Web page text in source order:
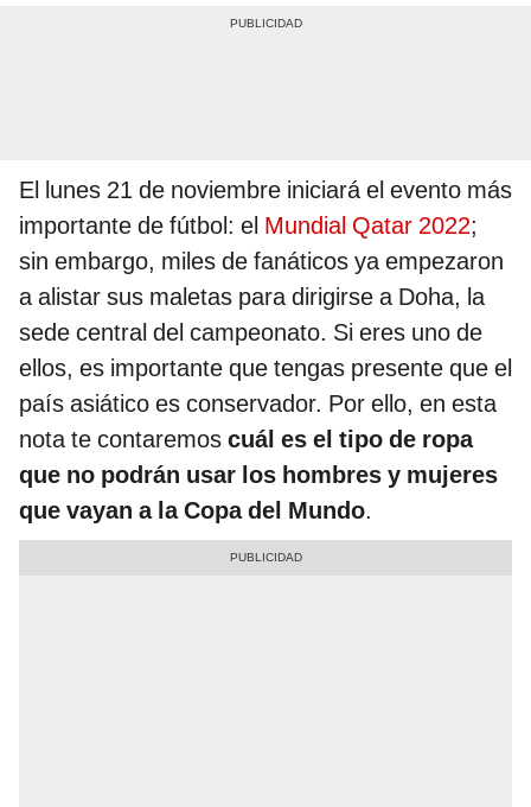
El lunes 21 de noviembre iniciará el evento más
importante de fútbol: el Mundial Qatar 2022;
sin embargo, miles de fanáticos ya empezaron
a alistar sus maletas para dirigirse a Doha, la
sede central del campeonato. Si eres uno de
ellos, es importante que tengas presente que el
país asiático es conservador. Por ello, en esta
nota te contaremos cuál es el tipo de ropa
que no podrán usar los hombres y mujeres
que vayan a la Copa del Mundo.